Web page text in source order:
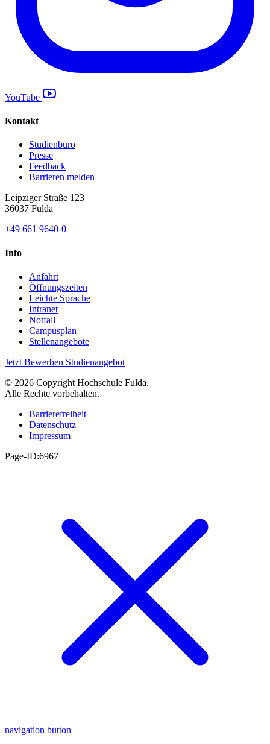
YouTube
Kontakt
Studienbüro
Presse
Feedback
Barrieren melden
Leipziger Straße 123
36037 Fulda
+49 661 9640-0
Info
Anfahrt
Öffnungszeiten
Leichte Sprache
Intranet
Notfall
Campusplan
Stellenangebote
Jetzt Bewerben Studienangebot
© 2026 Copyright Hochschule Fulda.
Alle Rechte vorbehalten.
Barrierefreiheit
Datenschutz
Impressum
Page-ID:6967
navigation button